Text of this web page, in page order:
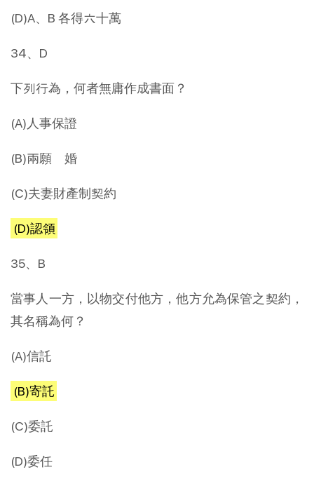
(D)A、B 各得六十萬
34、D
下列行為，何者無庸作成書面？
(A)人事保證
(B)兩願離婚
(C)夫妻財產制契約
(D)認領
35、B
當事人一方，以物交付他方，他方允為保管之契約，
其名稱為何？
(A)信託
(B)寄託
(C)委託
(D)委任